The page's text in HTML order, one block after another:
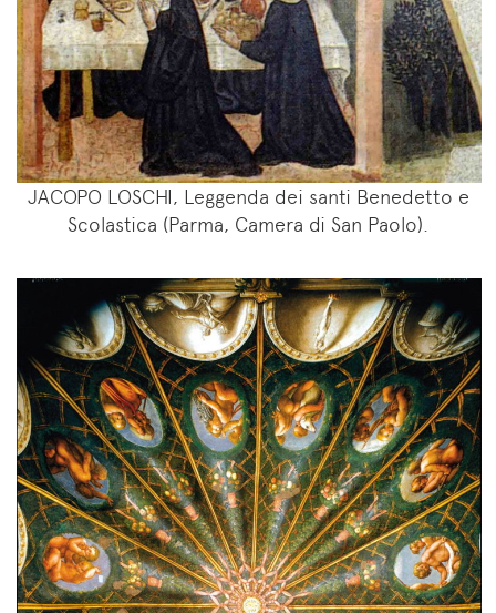
JACOPO LOSCHI, Leggenda dei santi Benedetto e
Scolastica (Parma, Camera di San Paolo).